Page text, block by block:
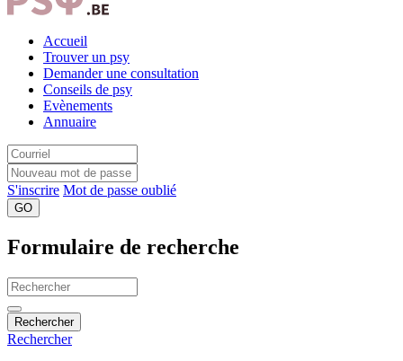
Accueil
Trouver un psy
Demander une consultation
Conseils de psy
Evènements
Annuaire
S'inscrire Mot de passe oublié
GO
Formulaire de recherche
Rechercher
Rechercher